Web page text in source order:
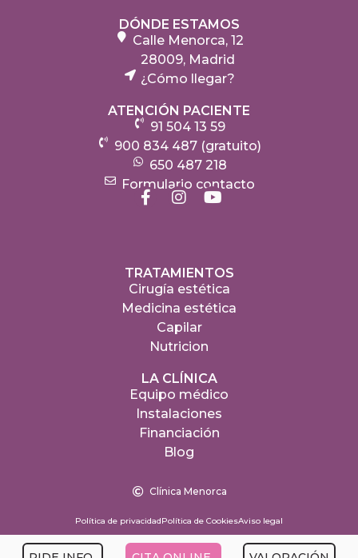
DÓNDE ESTAMOS
Calle Menorca, 12
28009, Madrid
¿Cómo llegar?
ATENCIÓN PACIENTE
91 504 13 59
900 834 487 (gratuito)
650 487 218
Formulario contacto
TRATAMIENTOS
Cirugía estética
Medicina estética
Capilar
Nutricion
LA CLÍNICA
Equipo médico
Instalaciones
Financiación
Blog
Clínica Menorca
Política de privacidadPolítica de CookiesAviso legal